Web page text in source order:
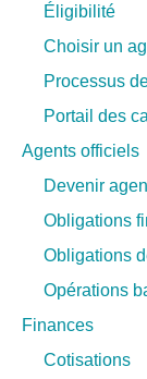
Éligibilité
Choisir un
Processus
Portail des
Agents officiels
Devenir
Obligations
Obligations
Opérations
Finances
Cotisations